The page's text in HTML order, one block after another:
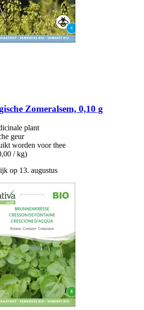
Zomeralsem, 0,10 g
plant
geur
worden voor thee
/ kg)
op 13. augustus